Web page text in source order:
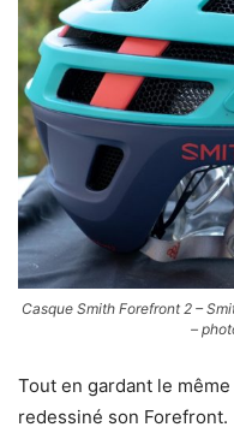
Casque Smith Forefront 2 –
–
Tout en gardant le
redessiné son Forefront.